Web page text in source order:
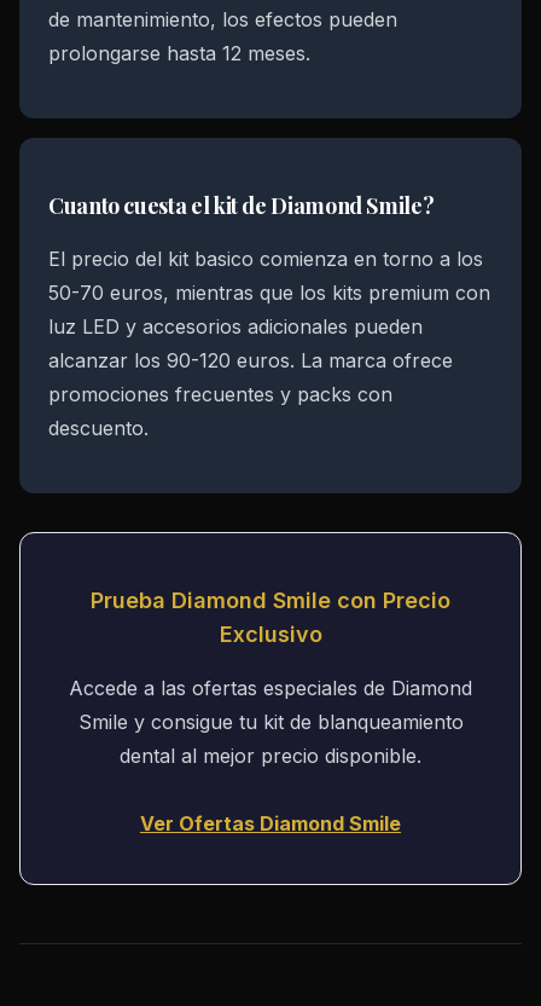
de mantenimiento, los efectos pueden
prolongarse hasta 12 meses.
Cuanto cuesta el kit de Diamond Smile?
El precio del kit basico comienza en torno a los
50-70 euros, mientras que los kits premium con
luz LED y accesorios adicionales pueden
alcanzar los 90-120 euros. La marca ofrece
promociones frecuentes y packs con
descuento.
Prueba Diamond Smile con Precio
Exclusivo
Accede a las ofertas especiales de Diamond
Smile y consigue tu kit de blanqueamiento
dental al mejor precio disponible.
Ver Ofertas Diamond Smile